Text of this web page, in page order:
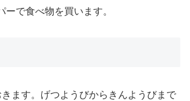
ーで食べ物を買います。
ます。げつようびからきんようびまで